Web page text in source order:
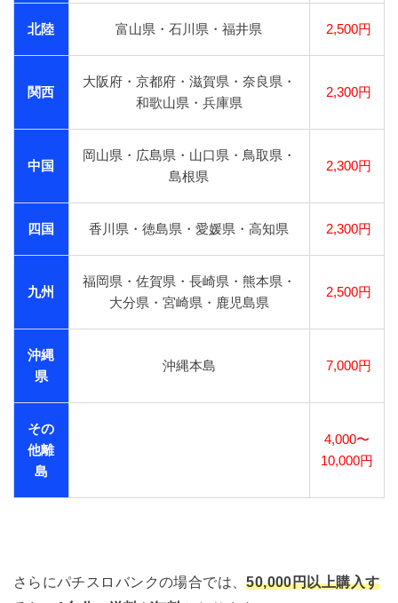
北陸 富山県・石川県・福井県 2,500円
関西
大阪府・京都府・滋賀県・奈良県・
和歌山県・兵庫県
2,300円
中国
岡山県・広島県・山口県・鳥取県・
島根県
2,300円
四国 香川県・徳島県・愛媛県・高知県 2,300円
九州
福岡県・佐賀県・長崎県・熊本県・
大分県・宮崎県・鹿児島県
2,500円
沖縄
県
沖縄本島 7,000円
その
他離
島
4,000〜
10,000円
さらにパチスロバンクの場合では、50,000円以上購入す